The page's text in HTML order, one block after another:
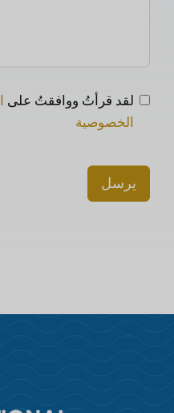
لقد قرأتُ ووافقتُ على
الخصوصية
يرسل